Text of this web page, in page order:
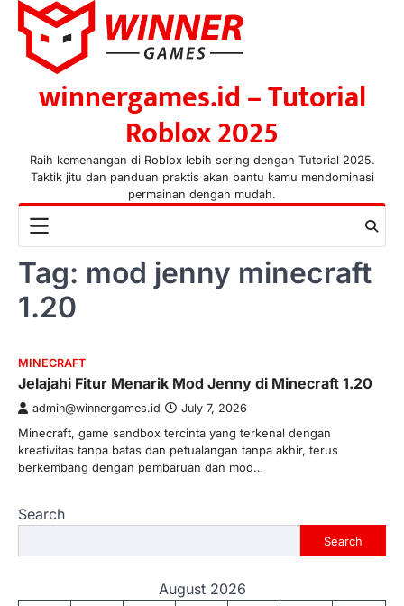
Skip
content
winnergames.id – Tutorial
Roblox 2025
Raih kemenangan di Roblox lebih sering dengan Tutorial 2025.
Taktik jitu dan panduan praktis akan bantu kamu mendominasi
permainan dengan mudah.
Tag: mod jenny minecraft
1.20
MINECRAFT
Jelajahi Fitur Menarik Mod Jenny di Minecraft 1.20
admin@winnergames.id July 7, 2026
Minecraft, game sandbox tercinta yang terkenal dengan
kreativitas tanpa batas dan petualangan tanpa akhir, terus
berkembang dengan pembaruan dan mod…
Search
Search
August 2026